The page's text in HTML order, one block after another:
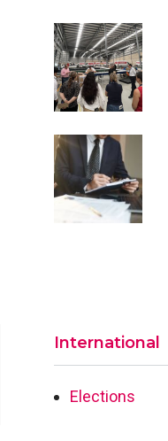
International
Elections